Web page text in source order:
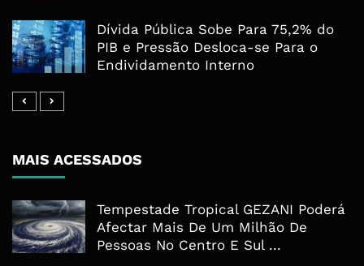
Dívida Pública Sobe Para 75,2% do
PIB e Pressão Desloca-se Para o
Endividamento Interno
MAIS ACESSADOS
Tempestade Tropical GEZANI Poderá
Afectar Mais De Um Milhão De
Pessoas No Centro E Sul ...